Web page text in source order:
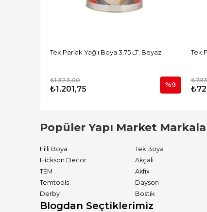
Tek Parlak Yağlı Boya 3.75 LT. Beyaz
₺1.323,00
₺1.201,75 %9
Tek
Popüler Yapı Market
Filli Boya Tek Boya
Hickson Decor
Akçali
TEM
Akfix
Temtools
Dayson
Derby
Bostik
Blogdan Seçtiklerimiz